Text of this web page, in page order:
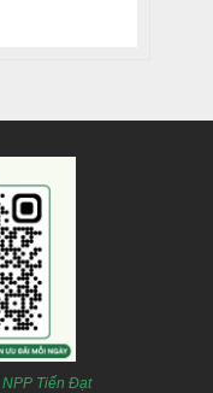
NPP Tiến Đạt